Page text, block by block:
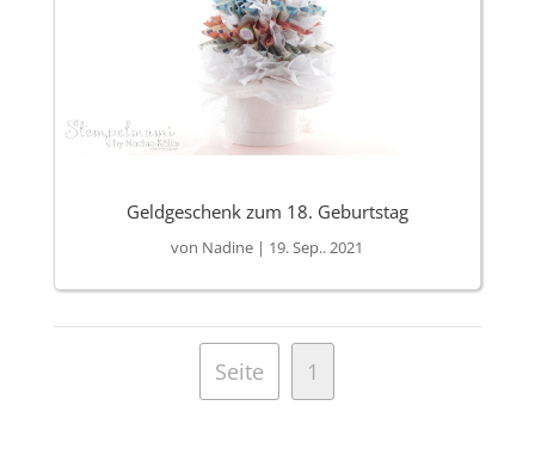
Geldgeschenk zum 18. Geburtstag
von Nadine | 19. Sep.. 2021
Seite 1